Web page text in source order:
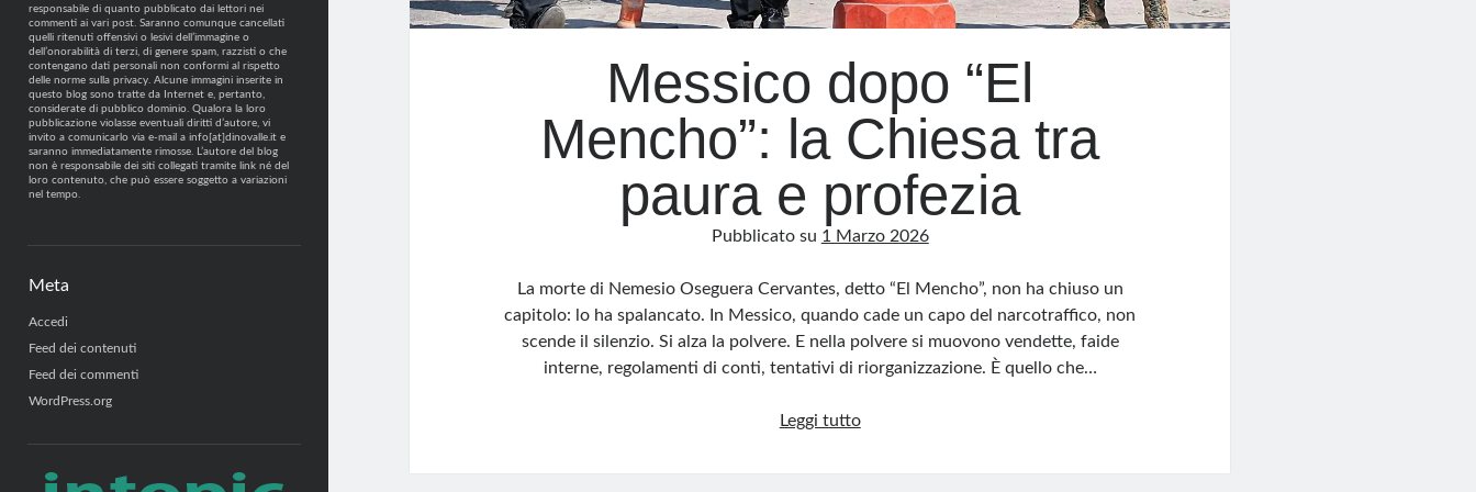
responsabile di quanto pubblicato dai lettori nei
commenti ai vari post. Saranno comunque cancellati
quelli ritenuti offensivi o lesivi dell’immagine o
dell’onorabilità di terzi, di genere spam, razzisti o che
contengano dati personali non conformi al rispetto
delle norme sulla privacy. Alcune immagini inserite in
questo blog sono tratte da Internet e, pertanto,
considerate di pubblico dominio. Qualora la loro
pubblicazione violasse eventuali diritti d’autore, vi
invito a comunicarlo via e-mail a info[at]dinovalle.it e
saranno immediatamente rimosse. L’autore del blog
non è responsabile dei siti collegati tramite link né del
loro contenuto, che può essere soggetto a variazioni
nel tempo.
Meta
Accedi
Feed dei contenuti
Feed dei commenti
WordPress.org
Messico dopo “El
Mencho”: la Chiesa tra
paura e profezia
Pubblicato su 1 Marzo 2026
La morte di Nemesio Oseguera Cervantes, detto “El Mencho”, non ha chiuso un
capitolo: lo ha spalancato. In Messico, quando cade un capo del narcotraffico, non
scende il silenzio. Si alza la polvere. E nella polvere si muovono vendette, faide
interne, regolamenti di conti, tentativi di riorganizzazione. È quello che…
Leggi tuttoMessico